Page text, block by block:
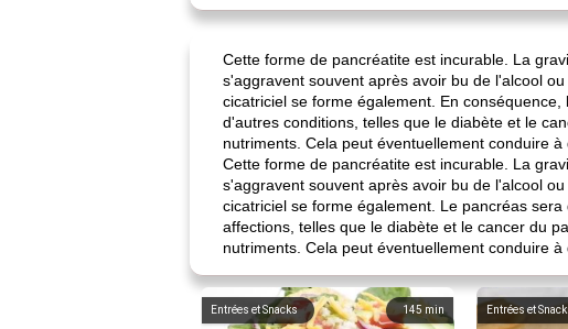
Cette forme de pancréatite est incurable. La
s'aggravent souvent après avoir bu de l'alcool
cicatriciel se forme également. En
d'autres conditions, telles que le diabète et le
nutriments. Cela peut éventuellement conduire
Cette forme de pancréatite est incurable. La
s'aggravent souvent après avoir bu de l'alcool
cicatriciel se forme également. Le pancréas
affections, telles que le diabète et le cancer du
nutriments. Cela peut éventuellement conduire
145 min
Entrées et Snacks Entrées et